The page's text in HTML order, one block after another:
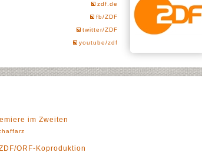
zdf.de
fb/ZDF
twitter/ZDF
youtube/zdf
im Zweiten
ORF-Koproduktion